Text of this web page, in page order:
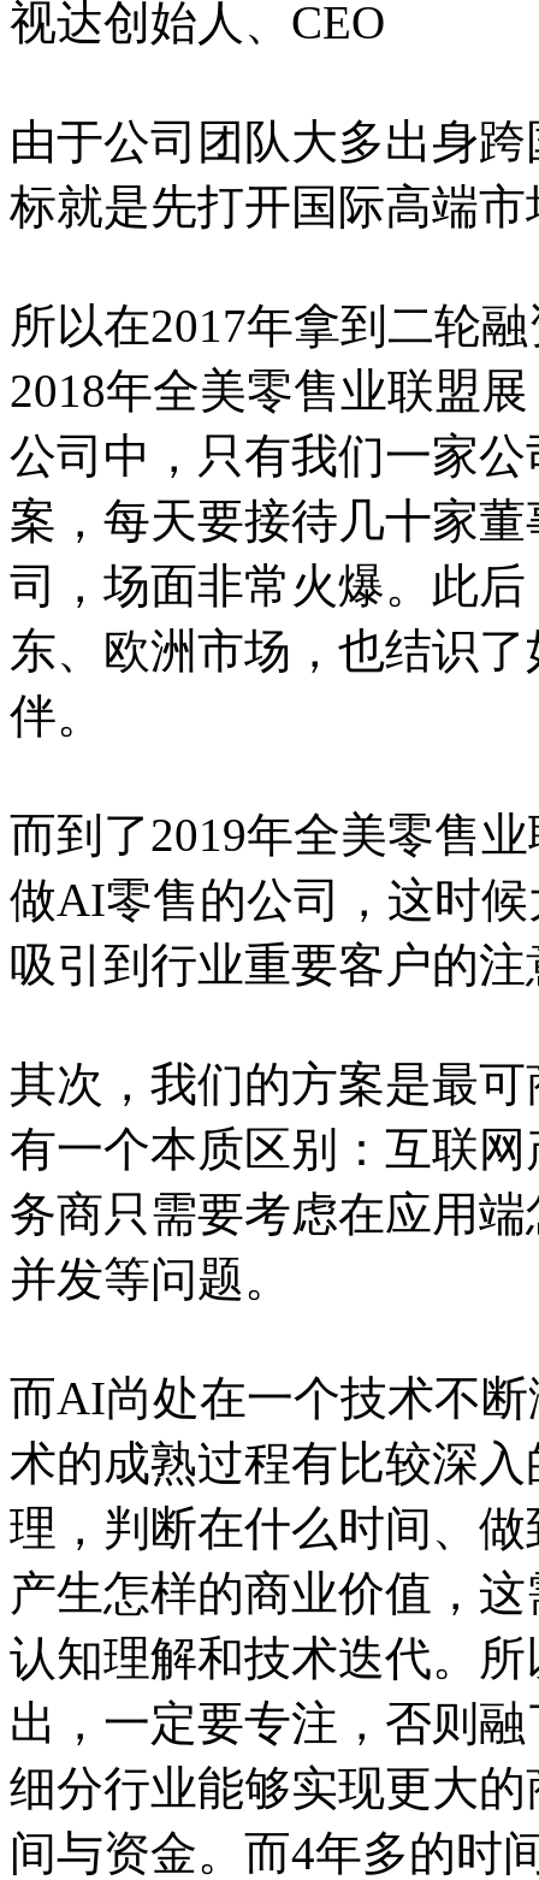
视达创始人、CEO
由于公司团队大多出身
标就是先打开国际高端
所以在2017年拿到二轮
2018年全美零售业联盟
公司中，只有我们一家
案，每天要接待几十家
司，场面非常火爆。此
东、欧洲市场，也结识
伴。
而到了2019年全美零售
做AI零售的公司，这时
吸引到行业重要客户的注
其次，我们的方案是最
有一个本质区别：互联
务商只需要考虑在应用
并发等问题。
而AI尚处在一个技术不
术的成熟过程有比较深
理，判断在什么时间、
产生怎样的商业价值，
认知理解和技术迭代。
出，一定要专注，否则
细分行业能够实现更大
间与资金。而4年多的时